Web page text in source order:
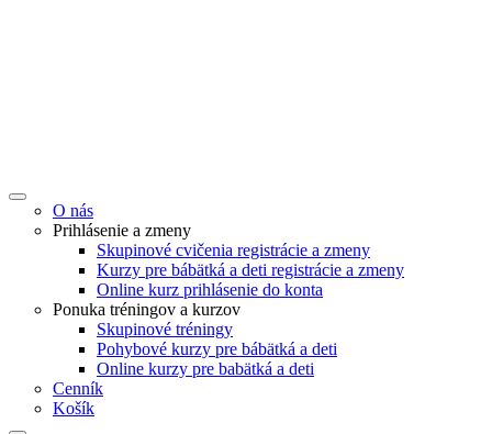
O nás
Prihlásenie a zmeny
Skupinové cvičenia registrácie a zmeny
Kurzy pre bábätká a deti registrácie a zmeny
Online kurz prihlásenie do konta
Ponuka tréningov a kurzov
Skupinové tréningy
Pohybové kurzy pre bábätká a deti
Online kurzy pre babätká a deti
Cenník
Košík